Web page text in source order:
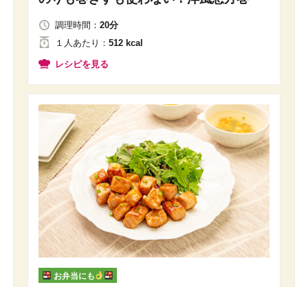
調理時間： 20分
１人あたり ： 512 kcal
レシピを見る
お弁当にも